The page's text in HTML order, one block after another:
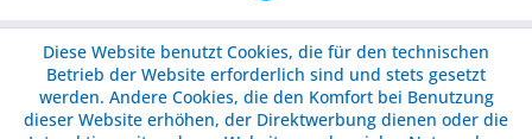
Diese Website benutzt Cookies, die für den technischen
Betrieb der Website erforderlich sind und stets gesetzt
werden. Andere Cookies, die den Komfort bei Benutzung
dieser Website erhöhen, der Direktwerbung dienen oder die